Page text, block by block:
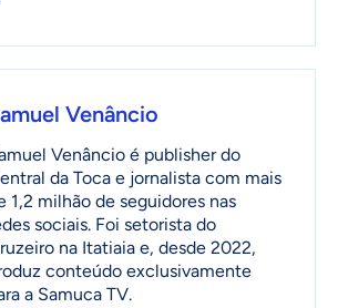
Venâncio
Venâncio é publisher do
da Toca e jornalista com mais
1,2 milhão de seguidores nas
sociais. Foi setorista do
na Itatiaia e, desde 2022,
conteúdo exclusivamente
a Samuca TV.